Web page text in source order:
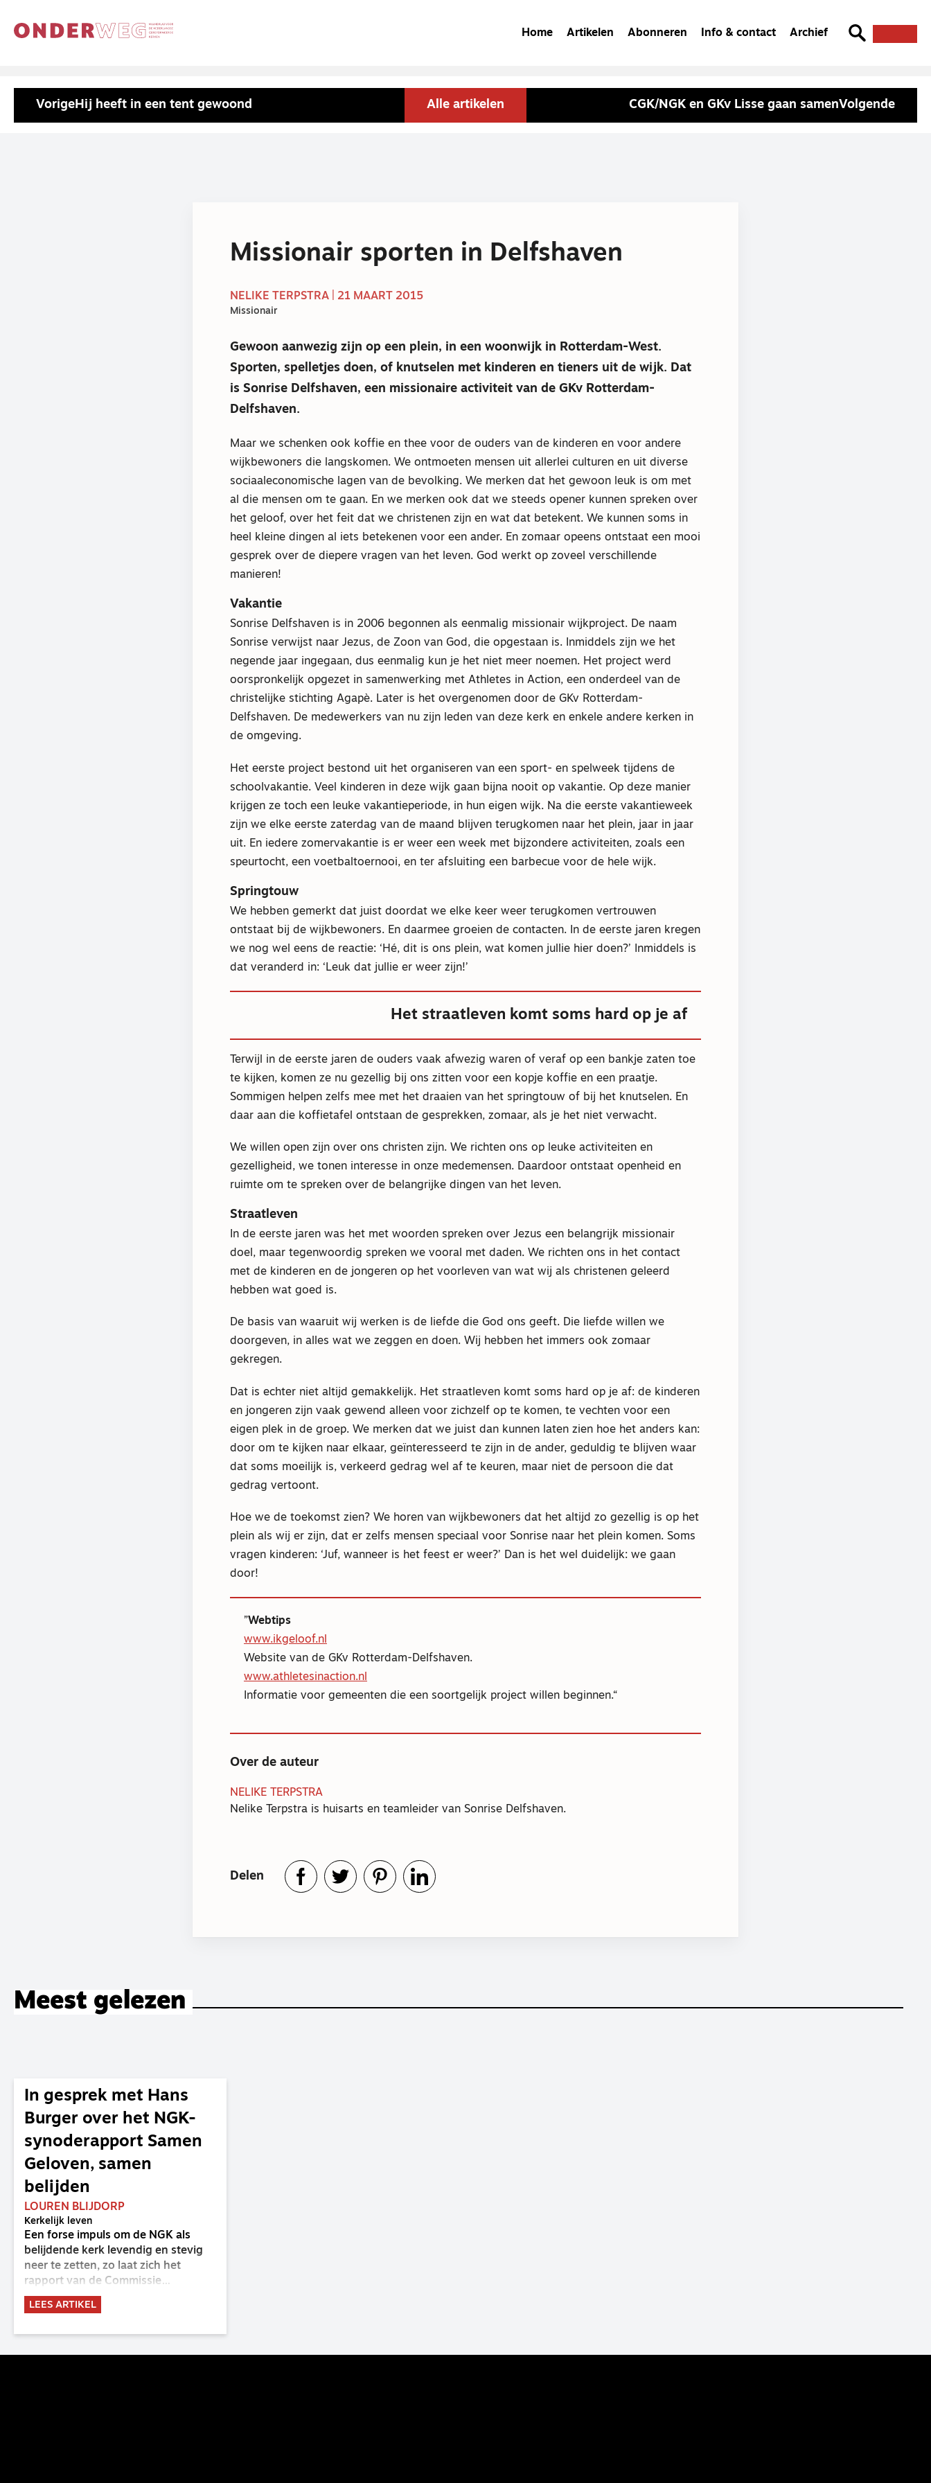
Home Artikelen Abonneren Info & contact Archief
VorigeHij heeft in een tent gewoond Alle artikelen CGK/NGK en GKv Lisse gaan samenVolgende
Missionair sporten in Delfshaven
NELIKE TERPSTRA | 21 MAART 2015
Missionair
Gewoon aanwezig zijn op een plein, in een woonwijk in Rotterdam-West.
Sporten, spelletjes doen, of knutselen met kinderen en tieners uit de wijk. Dat
is Sonrise Delfshaven, een missionaire activiteit van de GKv Rotterdam-
Delfshaven.
Maar we schenken ook koffie en thee voor de ouders van de kinderen en voor andere
wijkbewoners die langskomen. We ontmoeten mensen uit allerlei culturen en uit diverse
sociaaleconomische lagen van de bevolking. We merken dat het gewoon leuk is om met
al die mensen om te gaan. En we merken ook dat we steeds opener kunnen spreken over
het geloof, over het feit dat we christenen zijn en wat dat betekent. We kunnen soms in
heel kleine dingen al iets betekenen voor een ander. En zomaar opeens ontstaat een mooi
gesprek over de diepere vragen van het leven. God werkt op zoveel verschillende
manieren!
Vakantie
Sonrise Delfshaven is in 2006 begonnen als eenmalig missionair wijkproject. De naam
Sonrise verwijst naar Jezus, de Zoon van God, die opgestaan is. Inmiddels zijn we het
negende jaar ingegaan, dus eenmalig kun je het niet meer noemen. Het project werd
oorspronkelijk opgezet in samenwerking met Athletes in Action, een onderdeel van de
christelijke stichting Agapè. Later is het overgenomen door de GKv Rotterdam-
Delfshaven. De medewerkers van nu zijn leden van deze kerk en enkele andere kerken in
de omgeving.
Het eerste project bestond uit het organiseren van een sport- en spelweek tijdens de
schoolvakantie. Veel kinderen in deze wijk gaan bijna nooit op vakantie. Op deze manier
krijgen ze toch een leuke vakantieperiode, in hun eigen wijk. Na die eerste vakantieweek
zijn we elke eerste zaterdag van de maand blijven terugkomen naar het plein, jaar in jaar
uit. En iedere zomervakantie is er weer een week met bijzondere activiteiten, zoals een
speurtocht, een voetbaltoernooi, en ter afsluiting een barbecue voor de hele wijk.
Springtouw
We hebben gemerkt dat juist doordat we elke keer weer terugkomen vertrouwen
ontstaat bij de wijkbewoners. En daarmee groeien de contacten. In de eerste jaren kregen
we nog wel eens de reactie: ‘Hé, dit is ons plein, wat komen jullie hier doen?’ Inmiddels is
dat veranderd in: ‘Leuk dat jullie er weer zijn!’
Het straatleven komt soms hard op je af
Terwijl in de eerste jaren de ouders vaak afwezig waren of veraf op een bankje zaten toe
te kijken, komen ze nu gezellig bij ons zitten voor een kopje koffie en een praatje.
Sommigen helpen zelfs mee met het draaien van het springtouw of bij het knutselen. En
daar aan die koffietafel ontstaan de gesprekken, zomaar, als je het niet verwacht.
We willen open zijn over ons christen zijn. We richten ons op leuke activiteiten en
gezelligheid, we tonen interesse in onze medemensen. Daardoor ontstaat openheid en
ruimte om te spreken over de belangrijke dingen van het leven.
Straatleven
In de eerste jaren was het met woorden spreken over Jezus een belangrijk missionair
doel, maar tegenwoordig spreken we vooral met daden. We richten ons in het contact
met de kinderen en de jongeren op het voorleven van wat wij als christenen geleerd
hebben wat goed is.
De basis van waaruit wij werken is de liefde die God ons geeft. Die liefde willen we
doorgeven, in alles wat we zeggen en doen. Wij hebben het immers ook zomaar
gekregen.
Dat is echter niet altijd gemakkelijk. Het straatleven komt soms hard op je af: de kinderen
en jongeren zijn vaak gewend alleen voor zichzelf op te komen, te vechten voor een
eigen plek in de groep. We merken dat we juist dan kunnen laten zien hoe het anders kan:
door om te kijken naar elkaar, geïnteresseerd te zijn in de ander, geduldig te blijven waar
dat soms moeilijk is, verkeerd gedrag wel af te keuren, maar niet de persoon die dat
gedrag vertoont.
Hoe we de toekomst zien? We horen van wijkbewoners dat het altijd zo gezellig is op het
plein als wij er zijn, dat er zelfs mensen speciaal voor Sonrise naar het plein komen. Soms
vragen kinderen: ‘Juf, wanneer is het feest er weer?’ Dan is het wel duidelijk: we gaan
door!
Webtips
www.ikgeloof.nl
Website van de GKv Rotterdam-Delfshaven.
www.athletesinaction.nl
Informatie voor gemeenten die een soortgelijk project willen beginnen.
Over de auteur
NELIKE TERPSTRA
Nelike Terpstra is huisarts en teamleider van Sonrise Delfshaven.
Delen
Meest gelezen
In gesprek met Hans
Burger over het NGK-
synoderapport Samen
Geloven, samen
belijden
LOUREN BLIJDORP
Kerkelijk leven
Een forse impuls om de NGK als
belijdende kerk levendig en stevig
neer te zetten, zo laat zich het
rapport van de Commissie
Belijdende Kerk (CBK) lezen. Deze
commissie is al sinds de eenwording
2023 de opdracht om haar analyse
LEES ARTIKEL